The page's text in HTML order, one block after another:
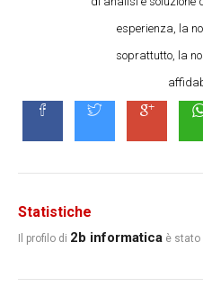
esperienza, la
soprattutto, la
Statistiche
Il profilo di 2b informatica è